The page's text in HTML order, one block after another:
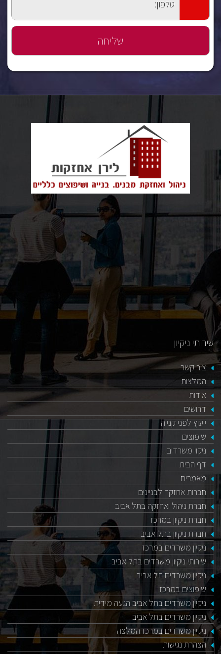
שירותי ניקיון
צור קשר
המלצות
אודות
דרושים
ייעוץ לפני קנייה
שיפוצים
ניקוי משרדים
דף הבית
מאמרים
חברות אחזקה לבניינים
חברת ניהול ואחזקה בתל אביב
חברת ניקיון במרכז
חברת ניקיון בתל אביב
ניקיון משרדים במרכז
שירותי ניקיון משרדים בתל אביב
ניקיון משרדים תל אביב
שיפוצים במרכז
ניקיון משרדים בתל אביב הגעה מידית
ניקיון משרדים בתל אביב
ניקיון משרדים במרכז המלצה
הצהרת נגישות